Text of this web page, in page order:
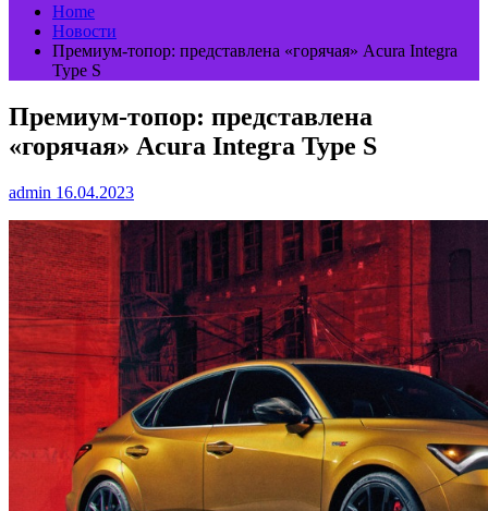
Home
Новости
Премиум-топор: представлена «горячая» Acura Integra
Type S
Премиум-топор: представлена
«горячая» Acura Integra Type S
admin 16.04.2023